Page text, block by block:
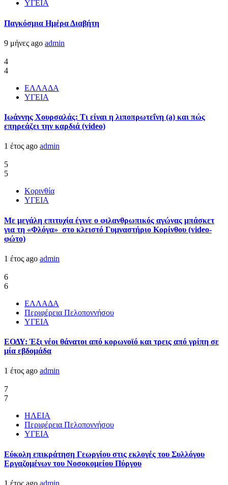
ΥΓΕΙΑ
Παγκόσμια Ημέρα Διαβήτη
9 μήνες ago admin
4
4
ΕΛΛΑΔΑ
ΥΓΕΙΑ
Ιωάννης Χουρσαλάς: Τι είναι η λιποπρωτεΐνη (a) και πώς
επηρεάζει την καρδιά (video)
1 έτος ago admin
5
5
Κορινθία
ΥΓΕΙΑ
Με μεγάλη επιτυχία έγινε ο φιλανθρωπικός αγώνας μπάσκετ
για τη «Φλόγα» στο κλειστό Γυμναστήριο Κορίνθου (video-
φώτο)
1 έτος ago admin
6
6
ΕΛΛΑΔΑ
Περιφέρεια Πελοποννήσου
ΥΓΕΙΑ
ΕΟΔΥ: Έξι νέοι θάνατοι από κορωνοϊό και τρεις από γρίπη σε
μία εβδομάδα
1 έτος ago admin
7
7
ΗΛΕΙΑ
Περιφέρεια Πελοποννήσου
ΥΓΕΙΑ
Εύκολη επικράτηση Γεωργίου στις εκλογές του Συλλόγου
Εργαζομένων του Νοσοκομείου Πύργου
1 έτος ago admin